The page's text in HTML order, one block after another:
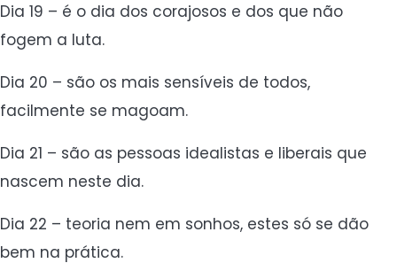
Dia 19 – é o dia dos corajosos e dos que não
fogem a luta.
Dia 20 – são os mais sensíveis de todos,
facilmente se magoam.
Dia 21 – são as pessoas idealistas e liberais que
nascem neste dia.
Dia 22 – teoria nem em sonhos, estes só se dão
bem na prática.